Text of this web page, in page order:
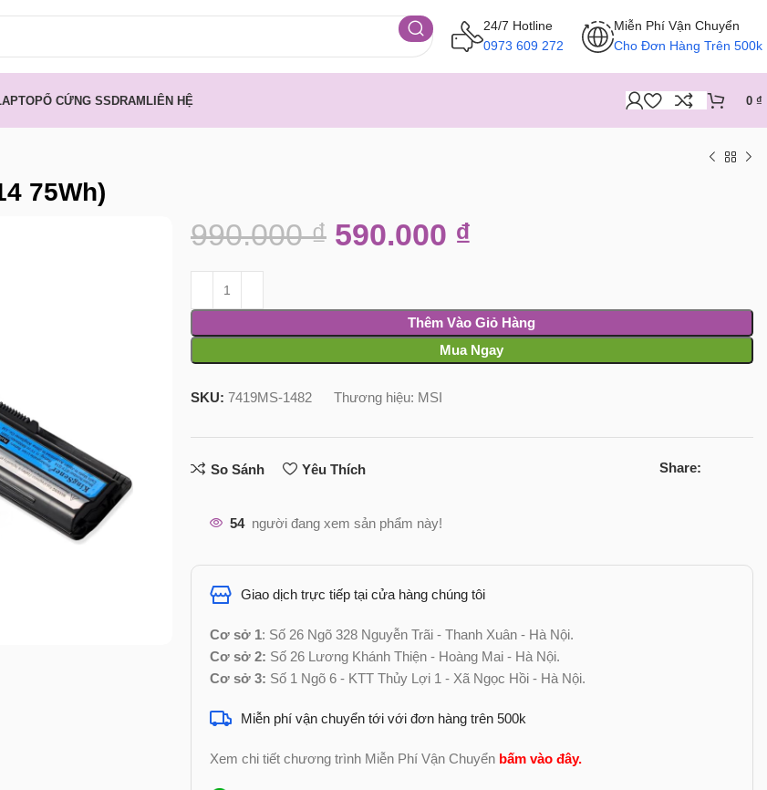
24/7 Hotline
0973 609 272
Miễn Phí Vận Chuyển
Cho Đơn Hàng Trên 500k
Ổ CỨNG SSDRAMLIÊN HỆ 0 ₫
75Wh)
990.000₫ 590.000 ₫
Thêm Vào Giỏ Hàng
Mua Ngay
SKU: 7419MS-1482 Thương hiệu: MSI
So Sánh Yêu Thích Share:
54 người đang xem sản phẩm này!
Giao dịch trực tiếp tại cửa hàng chúng tôi
Cơ sở 1: Số 26 Ngõ 328 Nguyễn Trãi - Thanh Xuân - Hà Nội.
Cơ sở 2: Số 26 Lương Khánh Thiện - Hoàng Mai - Hà Nội.
Cơ sở 3: Số 1 Ngõ 6 - KTT Thủy Lợi 1 - Xã Ngọc Hồi - Hà Nội.
Miễn phí vận chuyển tới với đơn hàng trên 500k
Xem chi tiết chương trình Miễn Phí Vận Chuyển bấm vào đây.